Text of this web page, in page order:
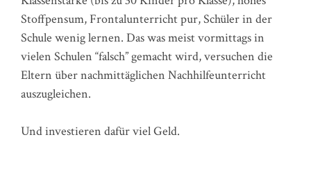
Stoffpensum, Frontalunterricht pur, Schüler in der
Schule wenig lernen. Das was meist vormittags in
vielen Schulen “falsch” gemacht wird, versuchen die
Eltern über nachmittäglichen Nachhilfeunterricht
auszugleichen.
Und investieren dafür viel Geld.